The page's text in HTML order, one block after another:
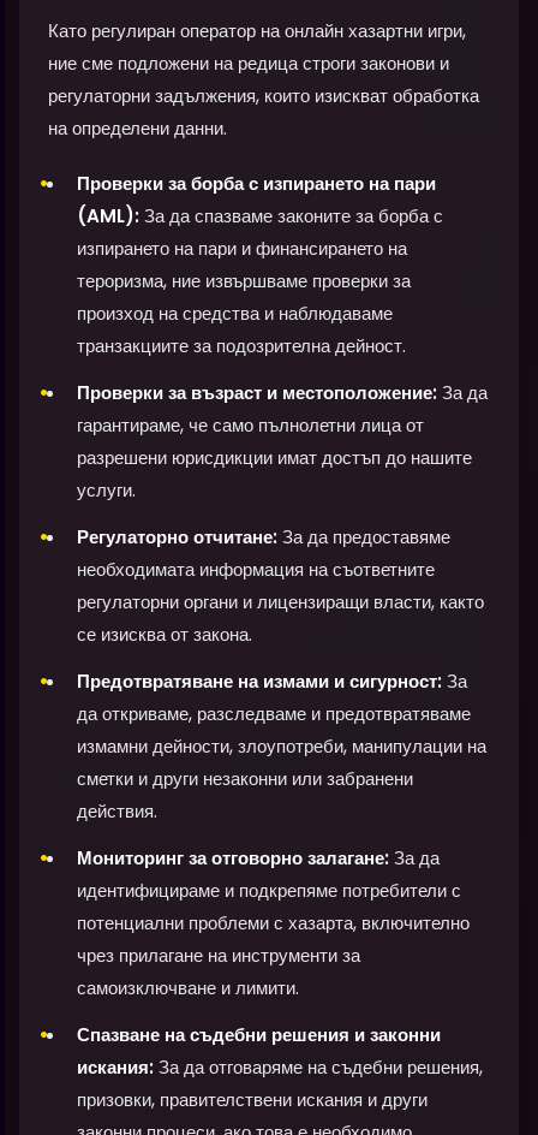
Като регулиран оператор на онлайн хазартни игри,
ние сме подложени на редица строги законови и
регулаторни задължения, които изискват обработка
на определени данни.
Проверки за борба с изпирането на пари
(AML):За да спазваме законите за борба с
изпирането на пари и финансирането на
тероризма, ние извършваме проверки за
произход на средства и наблюдаваме
транзакциите за подозрителна дейност.
Проверки за възраст и местоположение:За да
гарантираме, че само пълнолетни лица от
разрешени юрисдикции имат достъп до нашите
услуги.
Регулаторно отчитане:За да предоставяме
необходимата информация на съответните
регулаторни органи и лицензиращи власти, както
се изисква от закона.
Предотвратяване на измами и сигурност:За
да откриваме, разследваме и предотвратяваме
измамни дейности, злоупотреби, манипулации на
сметки и други незаконни или забранени
действия.
Мониторинг за отговорно залагане:За да
идентифицираме и подкрепяме потребители с
потенциални проблеми с хазарта, включително
чрез прилагане на инструменти за
самоизключване и лимити.
Спазване на съдебни решения и законни
искания:За да отговаряме на съдебни решения,
призовки, правителствени искания и други